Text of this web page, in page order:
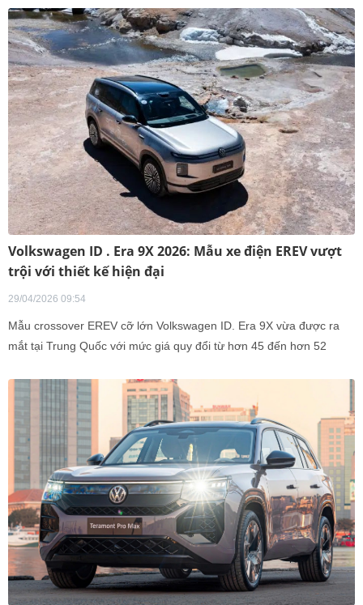
Volkswagen ID . Era 9X 2026: Mẫu xe điện EREV vượt
trội với thiết kế hiện đại
29/04/2026 09:54
Mẫu crossover EREV cỡ lớn Volkswagen ID. Era 9X vừa được ra
mắt tại Trung Quốc với mức giá quy đổi từ hơn 45 đến hơn 52